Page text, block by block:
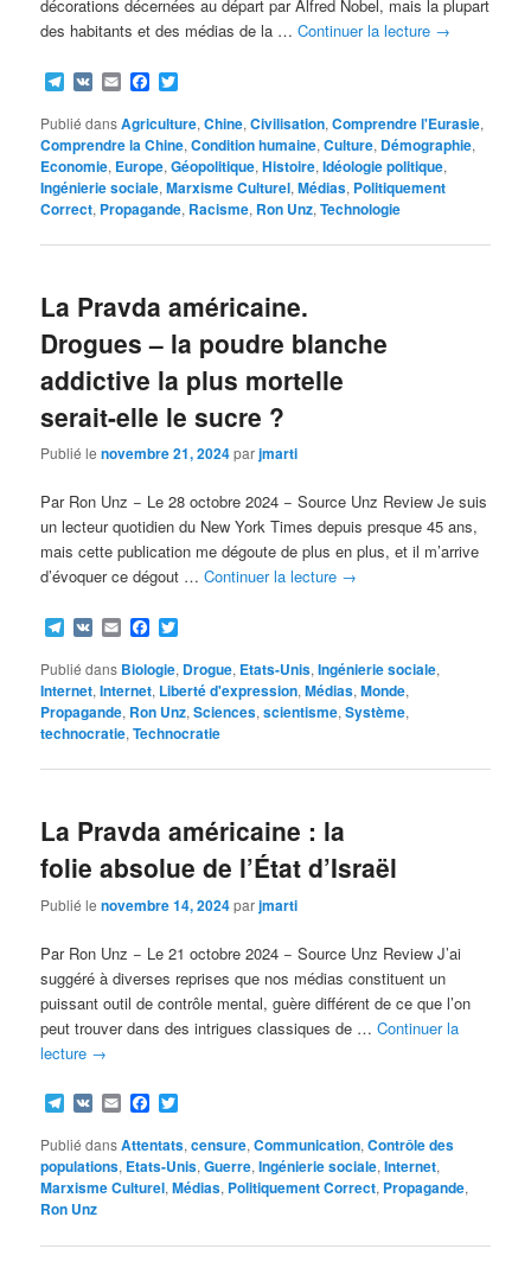
décorations décernées au départ par Alfred Nobel, mais la plupart
des habitants et des médias de la …Continuer la lecture →
Telegram
VK EmailFacebook
Publié dansAgriculture,Chine,Civilisation,Comprendre l'Eurasie,
Comprendre la Chine,Condition humaine,Culture, Démographie,
Economie, Europe,Géopolitique,Histoire,Idéologie politique,
Ingénierie sociale,Marxisme Culturel,Médias, Politiquement
Correct, Propagande, Racisme, Ron Unz,Technologie
La Pravda américaine.
Drogues – la poudre blanche
addictive la plus mortelle
serait-elle le sucre ?
Publié lenovembre 21, 2024parjmarti
Par Ron Unz − Le 28 octobre 2024 − Source Unz Review Je suis
un lecteur quotidien du New York Times depuis presque 45 ans,
mais cette publication me dégoute de plus en plus, et il m’arrive
d’évoquer ce dégout …Continuer la lecture →
Telegram
VK EmailFacebook
Publié dans Biologie, Drogue, Etats-Unis,Ingénierie sociale,
Internet,Internet, Liberté d'expression,Médias,Monde,
Propagande, Ron Unz,Sciences,scientisme,Système,
technocratie,Technocratie
La Pravda américaine : la
folie absolue de l’État d’Israël
Publié lenovembre 14, 2024parjmarti
Par Ron Unz − Le 21 octobre 2024 − Source Unz Review J’ai
suggéré à diverses reprises que nos médias constituent un
puissant outil de contrôle mental, guère différent de ce que l’on
peut trouver dans des intrigues classiques de …Continuer la
lecture →
Telegram
VK EmailFacebook
Publié dansAttentats,censure,Communication,Contrôle des
populations, Etats-Unis,Guerre,Ingénierie sociale,Internet,
Marxisme Culturel,Médias, Politiquement Correct, Propagande,
Ron Unz